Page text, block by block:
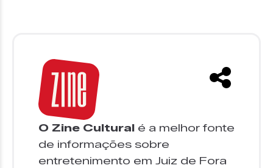
O Zine Cultural é a melhor fonte
de informações sobre
entretenimento em Juiz de Fora